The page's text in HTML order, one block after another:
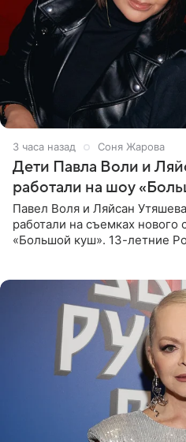
3 часа назад Соня Жарова
Дети Павла Воли и
работали на шоу
Павел Воля и Ляйсан
работали на съемках нового
«Большой куш». 13-летние